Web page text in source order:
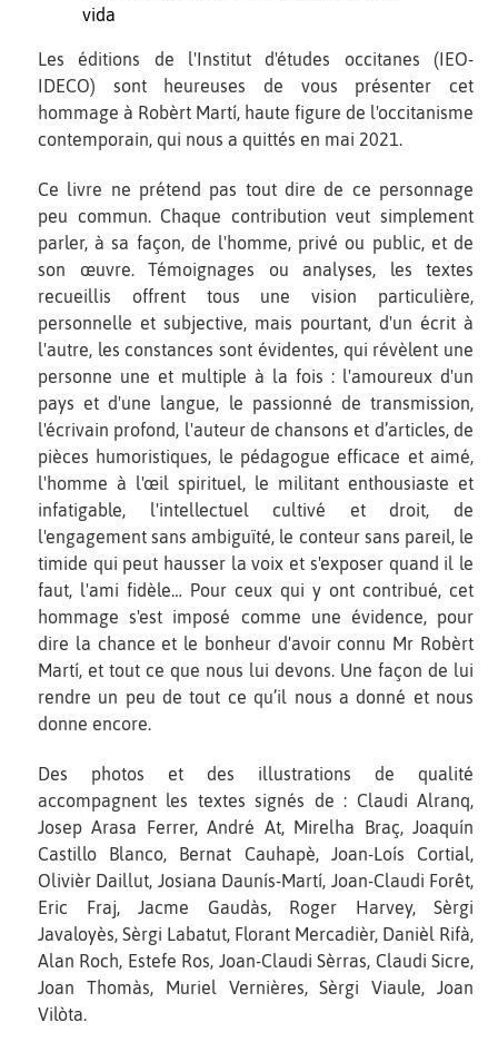
vida
Les éditions de l'Institut d'études occitanes (IEO-
IDECO) sont heureuses de vous présenter cet
hommage à Robèrt Martí, haute figure de l'occitanisme
contemporain, qui nous a quittés en mai 2021.
Ce livre ne prétend pas tout dire de ce personnage
peu commun. Chaque contribution veut simplement
parler, à sa façon, de l'homme, privé ou public, et de
son œuvre. Témoignages ou analyses, les textes
recueillis offrent tous une vision particulière,
personnelle et subjective, mais pourtant, d'un écrit à
l'autre, les constances sont évidentes, qui révèlent une
personne une et multiple à la fois : l'amoureux d'un
pays et d'une langue, le passionné de transmission,
l'écrivain profond, l'auteur de chansons et d’articles, de
pièces humoristiques, le pédagogue efficace et aimé,
l'homme à l'œil spirituel, le militant enthousiaste et
infatigable, l'intellectuel cultivé et droit, de
l'engagement sans ambiguïté, le conteur sans pareil, le
timide qui peut hausser la voix et s'exposer quand il le
faut, l'ami fidèle… Pour ceux qui y ont contribué, cet
hommage s'est imposé comme une évidence, pour
dire la chance et le bonheur d'avoir connu Mr Robèrt
Martí, et tout ce que nous lui devons. Une façon de lui
rendre un peu de tout ce qu’il nous a donné et nous
donne encore.
Des photos et des illustrations de qualité
accompagnent les textes signés de : Claudi Alranq,
Josep Arasa Ferrer, André At, Mirelha Braç, Joaquín
Castillo Blanco, Bernat Cauhapè, Joan-Loís Cortial,
Olivièr Daillut, Josiana Daunís-Martí, Joan-Claudi Forêt,
Eric Fraj, Jacme Gaudàs, Roger Harvey, Sèrgi
Javaloyès, Sèrgi Labatut, Florant Mercadièr, Danièl Rifà,
Alan Roch, Estefe Ros, Joan-Claudi Sèrras, Claudi Sicre,
Joan Thomàs, Muriel Vernières, Sèrgi Viaule, Joan
Vilòta.